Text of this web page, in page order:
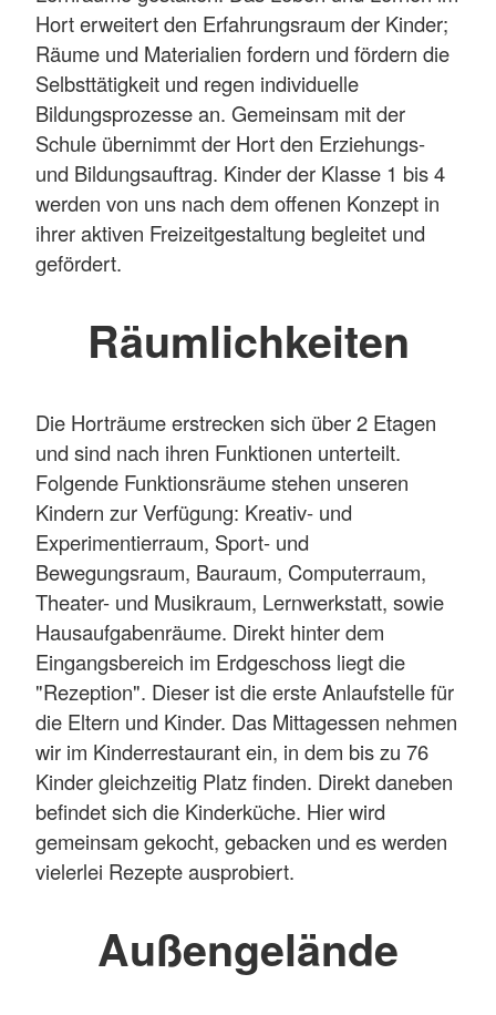
Hort erweitert den Erfahrungsraum der Kinder;
Räume und Materialien fordern und fördern die
Selbsttätigkeit und regen individuelle
Bildungsprozesse an. Gemeinsam mit der
Schule übernimmt der Hort den Erziehungs-
und Bildungsauftrag. Kinder der Klasse 1 bis 4
werden von uns nach dem offenen Konzept in
ihrer aktiven Freizeitgestaltung begleitet und
gefördert.
Räumlichkeiten
Die Horträume erstrecken sich über 2 Etagen
und sind nach ihren Funktionen unterteilt.
Folgende Funktionsräume stehen unseren
Kindern zur Verfügung: Kreativ- und
Experimentierraum, Sport- und
Bewegungsraum, Bauraum, Computerraum,
Theater- und Musikraum, Lernwerkstatt, sowie
Hausaufgabenräume. Direkt hinter dem
Eingangsbereich im Erdgeschoss liegt die
"Rezeption". Dieser ist die erste Anlaufstelle für
die Eltern und Kinder. Das Mittagessen nehmen
wir im Kinderrestaurant ein, in dem bis zu 76
Kinder gleichzeitig Platz finden. Direkt daneben
befindet sich die Kinderküche. Hier wird
gemeinsam gekocht, gebacken und es werden
vielerlei Rezepte ausprobiert.
Außengelände